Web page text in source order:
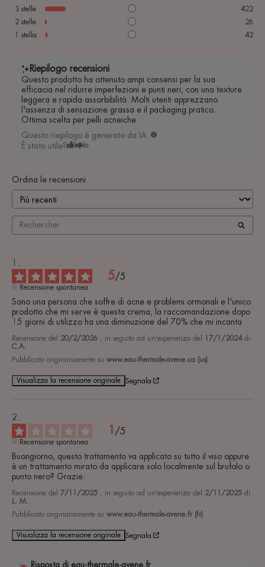
3 stelle
422
2 stelle
26
1 stella 42
Riepilogo recensioni
Questo prodotto ha ottenuto ampi consensi per la sua
efficacia nel ridurre imperfezioni e punti neri, con una texture
leggera e rapida assorbibilità. Molti utenti apprezzano
l'assenza di sensazione grassa e il packaging pratico.
Ottima scelta per pelli acneiche.
Questo riepilogo è generato da IA
È stato utile? Sì No
Ordina le recensioni
5/5
Recensione spontanea
Sono una persona che soffre di acne e problemi ormonali e l'unico
prodotto che mi serve è questa crema, la raccomandazione dopo
15 giorni di utilizzo ha una diminuzione del 70% che mi incanta
Recensione del 20/2/2026 , in seguito ad un'esperienza del 17/1/2024 di
C.A.
Pubblicato originariamente su www.eau-thermale-avene.ca (us)
Visualizza la recensione originale Segnala
1 /5
Recensione spontanea
Buongiorno, questo trattamento va applicato su tutto il viso oppure
è un trattamento mirato da applicare solo localmente sul brufolo o
punto nero? Grazie.
Recensione del 7/11/2025 , in seguito ad un'esperienza del 2/11/2025 di
L. M.
Pubblicato originariamente su www.eau-thermale-avene.fr (fr)
Visualizza la recensione originale Segnala
Risposta di eau-thermale-avene.fr